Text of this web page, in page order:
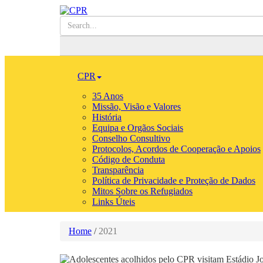
CPR
35 Anos
Missão, Visão e Valores
História
Equipa e Orgãos Sociais
Conselho Consultivo
Protocolos, Acordos de Cooperação e Apoios
Código de Conduta
Transparência
Política de Privacidade e Proteção de Dados
Mitos Sobre os Refugiados
Links Úteis
Home / 2021